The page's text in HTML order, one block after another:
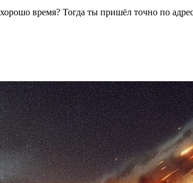
время? Тогда ты пришёл точно по